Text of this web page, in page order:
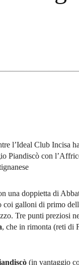
l’Ideal Club Incisa
Piandiscò con
una doppietta di
coi galloni di primo
Tre punti preziosi
, che in rimonta (reti di
(in vantaggio